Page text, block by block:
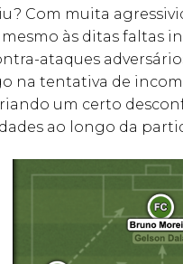
Com muita
às ditas faltas
ataques
na tentativa de
um certo
ao longo da